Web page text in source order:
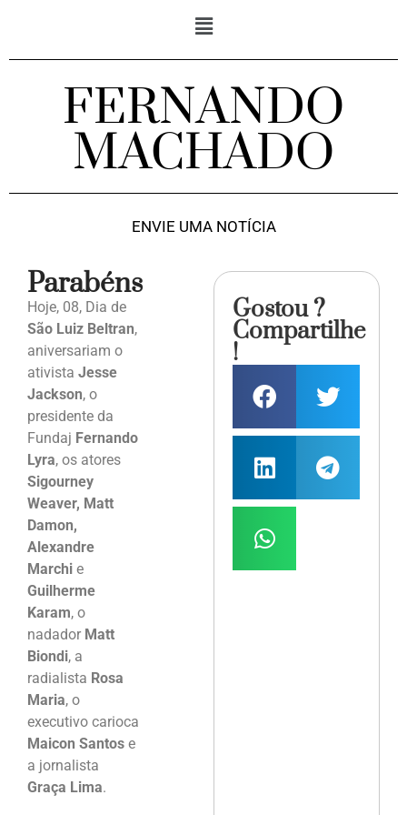
FERNANDO
MACHADO
ENVIE UMA NOTÍCIA
Parabéns
Hoje, 08, Dia de
São Luiz Beltran,
aniversariam o
ativista Jesse
Jackson, o
presidente da
Fundaj Fernando
Lyra, os atores
Sigourney
Weaver, Matt
Damon,
Alexandre
Marchi e
Guilherme
Karam, o
nadador Matt
Biondi, a
radialista Rosa
Maria, o
executivo carioca
Maicon Santos e
a jornalista
Graça Lima.
Gostou ?
Compartilhe
!